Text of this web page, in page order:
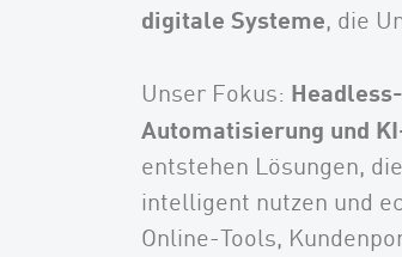
digitale Systeme, die
Unser Fokus:
Automatisierung und
entstehen Lösungen,
intelligent nutzen und
Online-Tools,